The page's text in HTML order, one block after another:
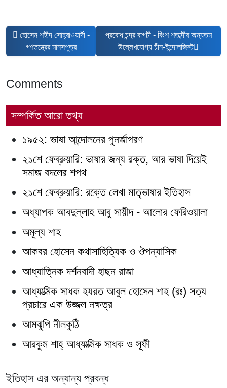
আগের নিবন্ধ: হোসেন শহীদ সোহ্‌রাওয়ার্দী - গণতন্ত্রের মানসপুত্র
হোসেন শহীদ সোহ্‌রাওয়ার্দী -
গণতন্ত্রের মানসপুত্র
পরবর্তী নিবন্ধ: প্রবোধ চন্দ্র বাগচী - বিংশ
প্রবোধ চন্দ্র বাগচী - বিংশ শতাব্দীর অন্যতম
উল্লেখযোগ্য চীন-ইন্দোলজিস্ট
Comments
সম্পর্কিত আরো তথ্য
১৯৫২: ভাষা আন্দোলনের পুনর্জাগরণ
২১শে ফেব্রুয়ারি: ভাষার জন্য রক্ত, আর ভাষা দিয়েই
সমাজ বদলের শপথ
২১শে ফেব্রুয়ারি: রক্তে লেখা মাতৃভাষার ইতিহাস
অধ্যাপক আবদুল্লাহ আবু সায়ীদ - আলোর ফেরিওয়ালা
অমূল্য শাহ
আকবর হোসেন কথাসাহিত্যিক ও ঔপন্যাসিক
আধ্যাত্নিক দর্শনবাদী হাছন রাজা
আধ্যাত্মিক সাধক হযরত আবুল হোসেন শাহ (রঃ) সত্য
প্রচারে এক উজ্জল নক্ষত্র
আমঝুপি নীলকুঠি
আরকুম শাহ্‌ আধ্যাত্মিক সাধক ও সূফী
ইতিহাস এর অন্যান্য প্রবন্ধ